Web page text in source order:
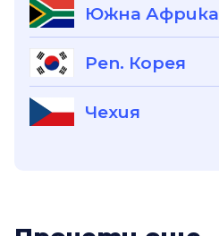
Южна Африка
Реп. Корея
Чехия